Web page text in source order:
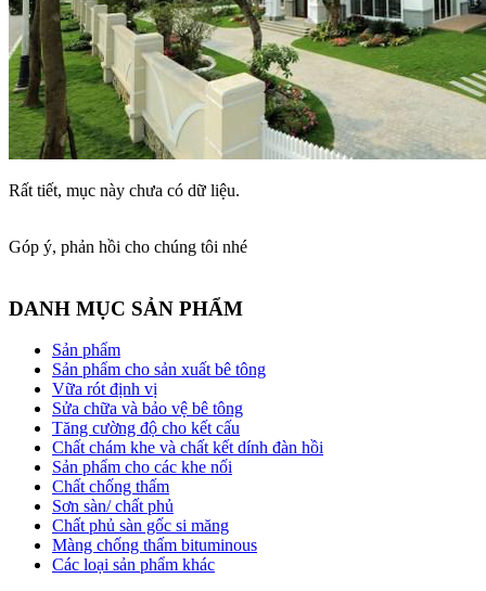
Rất tiết, mục này chưa có dữ liệu.
Góp ý, phản hồi cho chúng tôi nhé
DANH MỤC SẢN PHẨM
Sản phẩm
Sản phẩm cho sản xuất bê tông
Vữa rót định vị
Sửa chữa và bảo vệ bê tông
Tăng cường độ cho kết cấu
Chất chám khe và chất kết dính đàn hồi
Sản phẩm cho các khe nối
Chất chống thấm
Sơn sàn/ chất phủ
Chất phủ sàn gốc si măng
Màng chống thấm bituminous
Các loại sản phẩm khác